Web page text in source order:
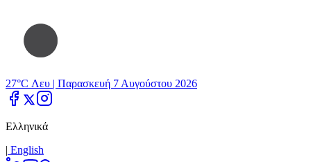
27°C Λευ | Παρασκευή 7 Αυγούστου 2026
Ελληνικά
| Εnglish